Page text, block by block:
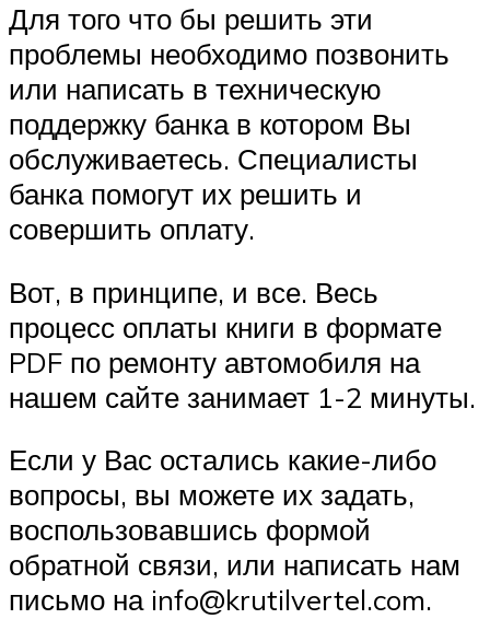
Для того что бы решить эти
проблемы необходимо позвонить
или написать в техническую
поддержку банка в котором Вы
обслуживаетесь. Специалисты
банка помогут их решить и
совершить оплату.
Вот, в принципе, и все. Весь
процесс оплаты книги в формате
PDF по ремонту автомобиля на
нашем сайте занимает 1-2 минуты.
Если у Вас остались какие-либо
вопросы, вы можете их задать,
воспользовавшись формой
обратной связи, или написать нам
письмо на info@krutilvertel.com.